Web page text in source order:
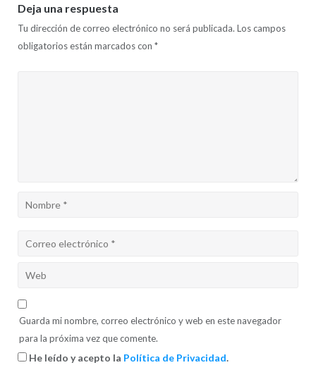
Deja una respuesta
Tu dirección de correo electrónico no será publicada. Los campos
obligatorios están marcados con *
Guarda mi nombre, correo electrónico y web en este navegador
para la próxima vez que comente.
He leído y acepto la Política de Privacidad.